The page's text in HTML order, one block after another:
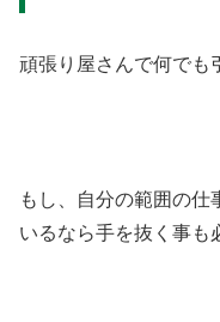
頑張り屋さんで何でも
もし、自分の範囲の仕
いるなら手を抜く事も